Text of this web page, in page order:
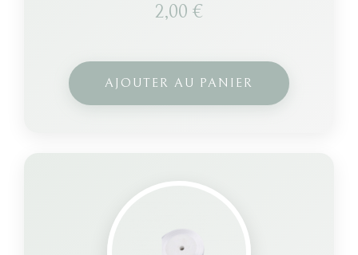
2,00 €
AJOUTER AU PANIER